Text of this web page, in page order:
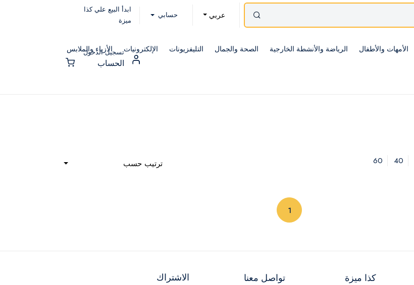
عربي حسابي
ابدأ البيع علي كذا
ميزة
الأمهات والأطفال الرياضة والأنشطة الخارجية الصحة والجمال التليفزيونات الإلكترونيات الأزياء والملابس
تسجيل الدخول
الحساب
40
60 ترتيب حسب
1
كذا ميزة تواصل معنا الاشتراك